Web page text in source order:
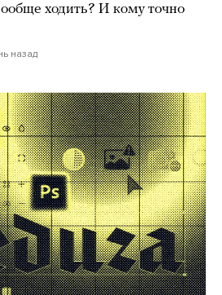
ходить? И кому точно
назад